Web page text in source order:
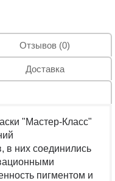
Отзывов (0)
Доставка
"Мастер-Класс"
в них соединились
пигментом и